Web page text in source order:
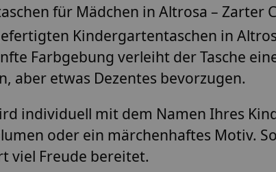
für Mädchen in Altrosa – Zarter
Kindergartentaschen in
Farbgebung verleiht der Tasche
aber etwas Dezentes bevorzugen.
individuell mit dem Namen Ihres
oder ein märchenhaftes Motiv.
viel Freude bereitet.